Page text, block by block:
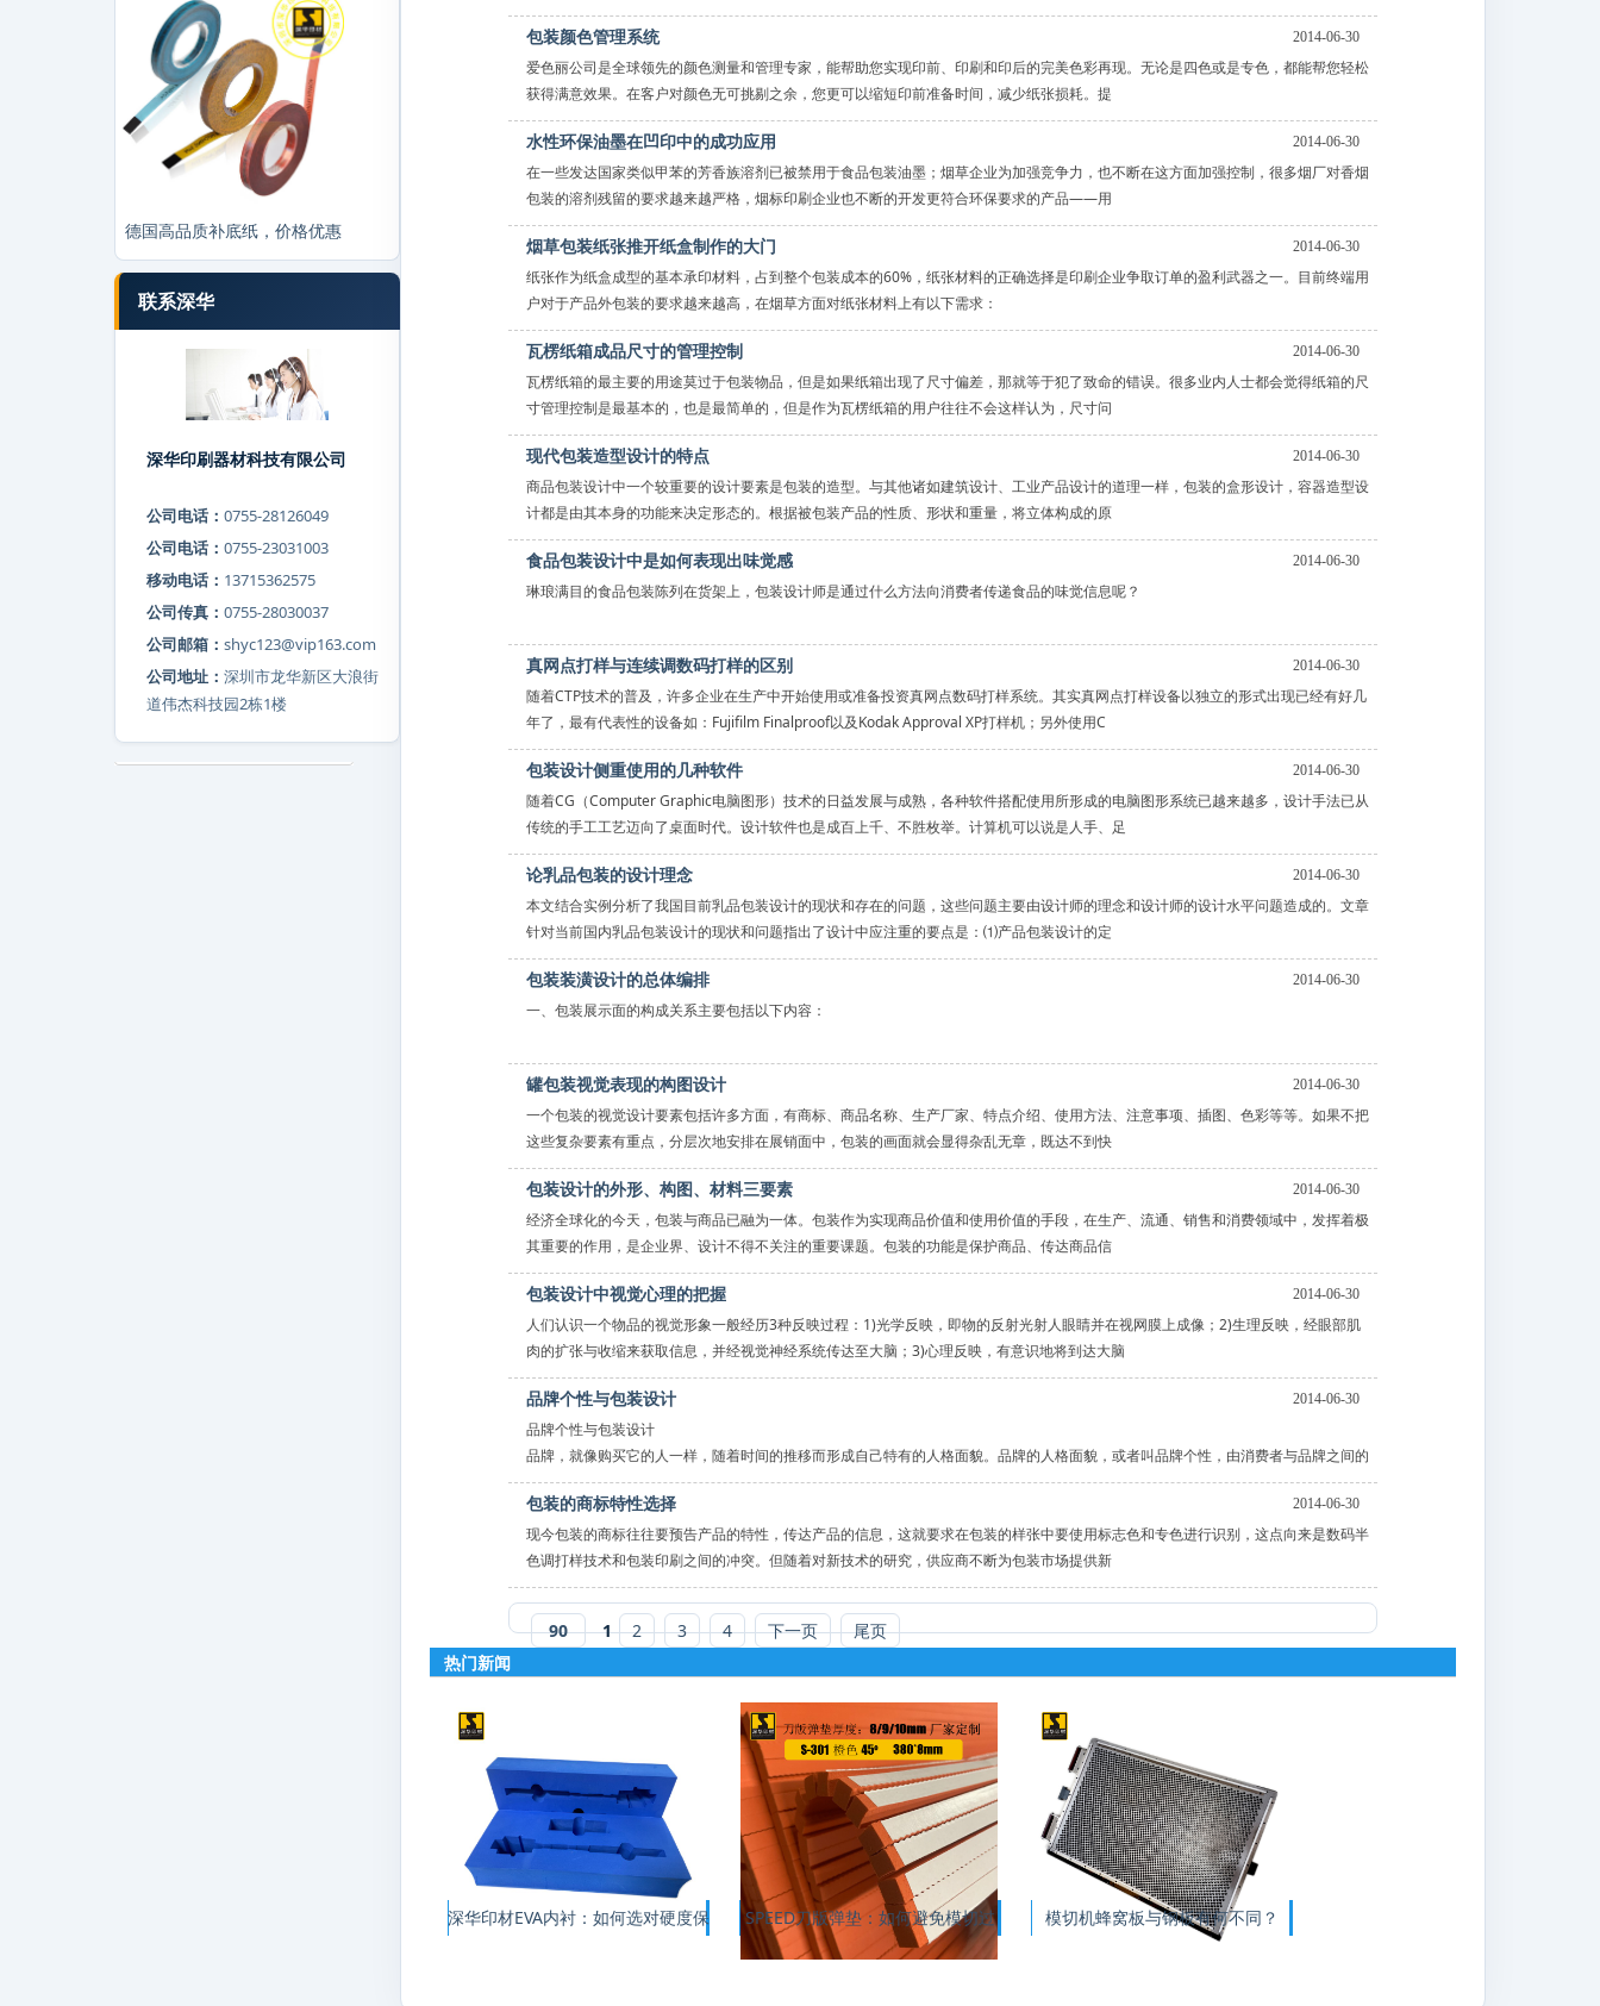
包装颜色管理系统 2014-06-30
爱色丽公司是全球领先的颜色测量和管理专家，能帮助您实现印前、印刷和印后的完美色彩再现。无论是四色或是专色，都能帮您轻松
获得满意效果。在客户对颜色无可挑剔之余，您更可以缩短印前准备时间，减少纸张损耗。提
水性环保油墨在凹印中的成功应用 2014-06-30
在一些发达国家类似甲苯的芳香族溶剂已被禁用于食品包装油墨；烟草企业为加强竞争力，也不断在这方面加强控制，很多烟厂对香烟
包装的溶剂残留的要求越来越严格，烟标印刷企业也不断的开发更符合环保要求的产品——用
烟草包装纸张推开纸盒制作的大门 2014-06-30
纸张作为纸盒成型的基本承印材料，占到整个包装成本的60%，纸张材料的正确选择是印刷企业争取订单的盈利武器之一。目前终端用
户对于产品外包装的要求越来越高，在烟草方面对纸张材料上有以下需求：
烟草包装
瓦楞纸箱成品尺寸的管理控制 2014-06-30
瓦楞纸箱的最主要的用途莫过于包装物品，但是如果纸箱出现了尺寸偏差，那就等于犯了致命的错误。很多业内人士都会觉得纸箱的尺
寸管理控制是最基本的，也是最简单的，但是作为瓦楞纸箱的用户往往不会这样认为，尺寸问
现代包装造型设计的特点 2014-06-30
商品包装设计中一个较重要的设计要素是包装的造型。与其他诸如建筑设计、工业产品设计的道理一样，包装的盒形设计，容器造型设
计都是由其本身的功能来决定形态的。根据被包装产品的性质、形状和重量，将立体构成的原
食品包装设计中是如何表现出味觉感 2014-06-30
琳琅满目的食品包装陈列在货架上，包装设计师是通过什么方法向消费者传递食品的味觉信息呢？
色彩是设计师表现食品味觉得主要方法
我们知道人是用眼睛来观察周围世界的，眼睛观察到的信息通
真网点打样与连续调数码打样的区别 2014-06-30
随着CTP技术的普及，许多企业在生产中开始使用或准备投资真网点数码打样系统。其实真网点打样设备以独立的形式出现已经有好几
年了，最有代表性的设备如：Fujifilm Finalproof以及Kodak Approval XP打样机；另外使用C
包装设计侧重使用的几种软件 2014-06-30
随着CG（Computer Graphic电脑图形）技术的日益发展与成熟，各种软件搭配使用所形成的电脑图形系统已越来越多，设计手法已从
传统的手工工艺迈向了桌面时代。设计软件也是成百上千、不胜枚举。计算机可以说是人手、足
论乳品包装的设计理念 2014-06-30
本文结合实例分析了我国目前乳品包装设计的现状和存在的问题，这些问题主要由设计师的理念和设计师的设计水平问题造成的。文章
针对当前国内乳品包装设计的现状和问题指出了设计中应注重的要点是：⑴产品包装设计的定
包装装潢设计的总体编排 2014-06-30
一、包装展示面的构成关系主要包括以下内容：
图形与图形的关系；
图形与文字的关系；
文字与文字的关系；
不同色块的关系；
包
罐包装视觉表现的构图设计 2014-06-30
一个包装的视觉设计要素包括许多方面，有商标、商品名称、生产厂家、特点介绍、使用方法、注意事项、插图、色彩等等。如果不把
这些复杂要素有重点，分层次地安排在展销面中，包装的画面就会显得杂乱无章，既达不到快
包装设计的外形、构图、材料三要素 2014-06-30
经济全球化的今天，包装与商品已融为一体。包装作为实现商品价值和使用价值的手段，在生产、流通、销售和消费领域中，发挥着极
其重要的作用，是企业界、设计不得不关注的重要课题。包装的功能是保护商品、传达商品信
包装设计中视觉心理的把握 2014-06-30
人们认识一个物品的视觉形象一般经历3种反映过程：1)光学反映，即物的反射光射人眼睛并在视网膜上成像；2)生理反映，经眼部肌
肉的扩张与收缩来获取信息，并经视觉神经系统传达至大脑；3)心理反映，有意识地将到达大脑
品牌个性与包装设计 2014-06-30
品牌个性与包装设计
品牌，就像购买它的人一样，随着时间的推移而形成自己特有的人格面貌。品牌的人格面貌，或者叫品牌个性，由消费者与品牌之间的
联系所决定。品牌个性是对消费者的所知、所想、所感的一个总结，具
包装的商标特性选择 2014-06-30
现今包装的商标往往要预告产品的特性，传达产品的信息，这就要求在包装的样张中要使用标志色和专色进行识别，这点向来是数码半
色调打样技术和包装印刷之间的冲突。但随着对新技术的研究，供应商不断为包装市场提供新
90 1 2 3 4 下一页
尾页
热门新闻
深华印材EVA内衬：如何选对硬度保
SPEED刀版弹垫：如何避免模切过
程
模切机蜂窝板与钢板有何不同？
德国高品质补底纸，价格优惠
联系深华
深华印刷器材科技有限公司
公司电话： 0755-28126049
公司电话： 0755-23031003
移动电话： 13715362575
公司传真： 0755-28030037
公司邮箱： shyc123@vip163.com
公司地址： 深圳市龙华新区大浪街
道伟杰科技园2栋1楼